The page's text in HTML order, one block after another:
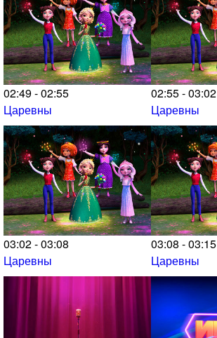
02:49 - 02:55
Царевны
02:55 - 03:02
Царевны
03:02 - 03:08
Царевны
03:08 - 03:15
Царевны